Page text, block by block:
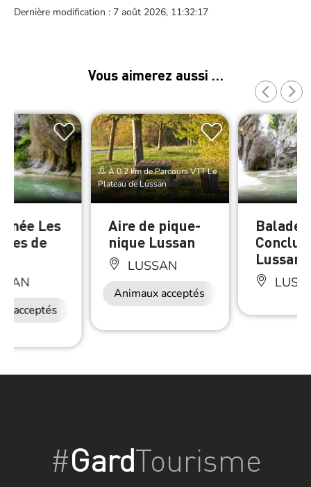
Dernière modification : 7 août 2026, 11:32:17
Vous aimerez aussi …
Les
de
acceptés
À 0.2 km de Parcours VTT Le
Plateau de Lussan
Aire de pique-
nique Lussan
LUSSAN
Animaux acceptés
Balade
Lussan
#GardTourisme